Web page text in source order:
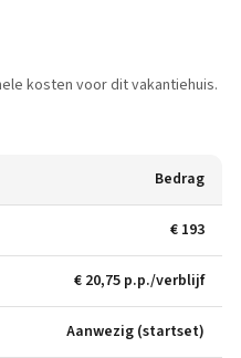
kosten voor dit vakantiehuis.
Bedrag
€ 193
€ 20,75 p.p./verblijf
Aanwezig (startset)